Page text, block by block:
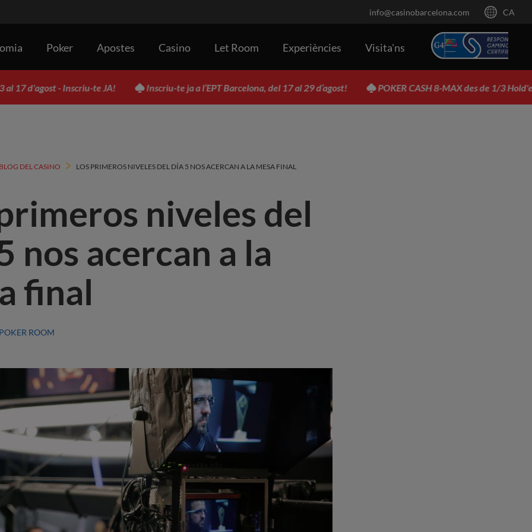
info@casinobarcelona.com CA
Poker Apostes Casino Let Room Experiències Visita'ns
- Inscriu-te JA! Inscriu-te ja a l’EPT Barcelona, del 17 al 29 d’agost! POKER CASH 8-MAX des de 1/3 Hold'em i 2/2
DEL CASINO LOS PRIMEROS NIVELES DEL DÍA 5 NOS ACERCAN A LA MESA FINAL
niveles del
nos acercan a la
final
ROOM